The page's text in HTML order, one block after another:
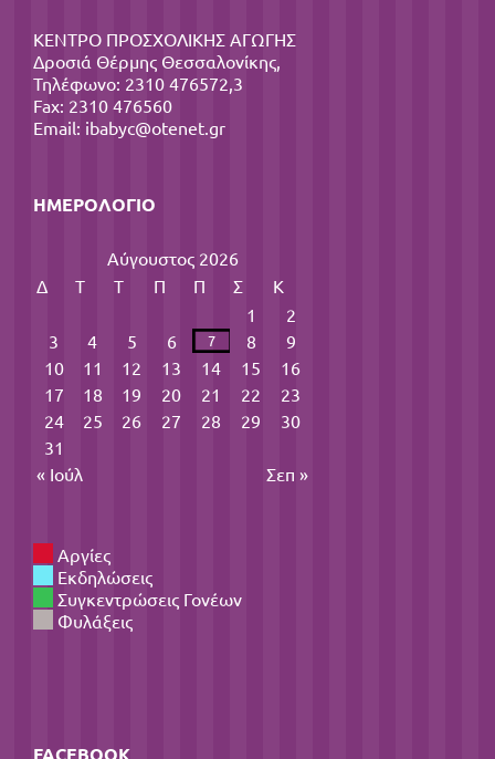
ΚΕΝΤΡΟ ΠΡΟΣΧΟΛΙΚΗΣ ΑΓΩΓΗΣ
Δροσιά Θέρμης Θεσσαλονίκης,
Τηλέφωνο: 2310 476572,3
Fax: 2310 476560
Email: ibabyc@otenet.gr
ΗΜΕΡΟΛΌΓΙΟ
Αύγουστος 2026
Δ
Τ Τ Π Π Σ
Κ
1
2
3
4 5 6 7 8
9
10
11 12 13 14 15
16
17
18 19 20 21 22
23
24
25 26 27 28 29
30
31
« Ιούλ
Σεπ »
Αργίες
Εκδηλώσεις
Συγκεντρώσεις Γονέων
Φυλάξεις
FACEBOOK